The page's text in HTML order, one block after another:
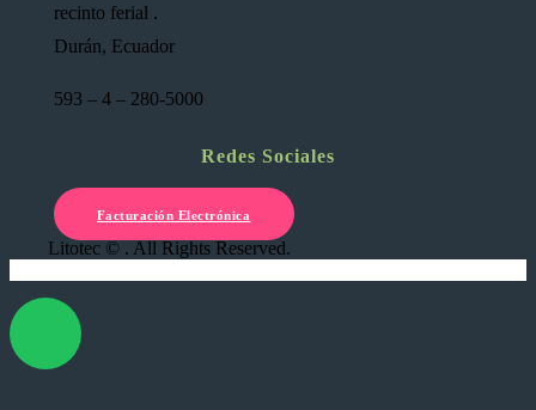
recinto ferial .
Durán, Ecuador
593 – 4 – 280-5000
Redes Sociales
Facturación Electrónica
Litotec © . All Rights Reserved.